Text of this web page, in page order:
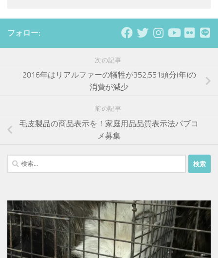
フォロー:
次の記事
2016年はリアルファーの犠牲が352,551 頭分(年)の
消費が減少
前の記事
毛皮製品の商品表示を！家庭用品品質表示法パブコ
メ募集
検
索: